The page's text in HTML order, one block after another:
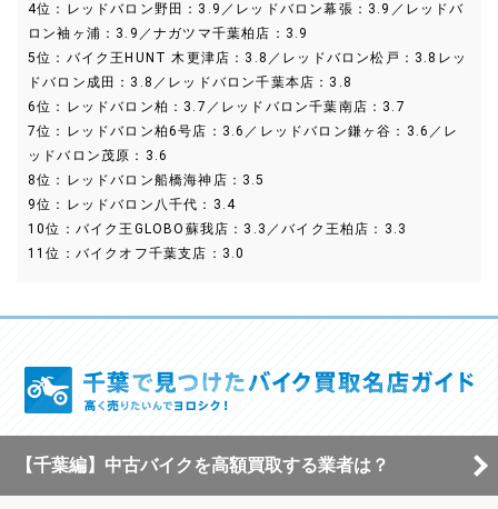
4位：レッドバロン野田：3.9／レッドバロン幕張：3.9／レッドバ
ロン袖ヶ浦：3.9／ナガツマ千葉柏店：3.9
5位：バイク王HUNT 木更津店：3.8／レッドバロン松戸：3.8レッ
ドバロン成田：3.8／レッドバロン千葉本店：3.8
6位：レッドバロン柏：3.7／レッドバロン千葉南店：3.7
7位：レッドバロン柏6号店：3.6／レッドバロン鎌ヶ谷：3.6／レ
ッドバロン茂原：3.6
8位：レッドバロン船橋海神店：3.5
9位：レッドバロン八千代：3.4
10位：バイク王GLOBO蘇我店：3.3／バイク王柏店：3.3
11位：バイクオフ千葉支店：3.0
【千葉編】中古バイクを高額買取する業者は？